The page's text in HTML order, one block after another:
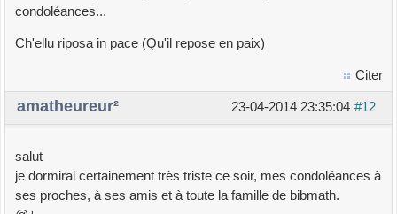
condoléances...
Ch'ellu riposa in pace (Qu'il repose en paix)
Citer
#12
23-04-2014 23:35:04
amatheureur²
salut
je dormirai certainement très triste ce soir, mes condoléances à
ses proches, à ses amis et à toute la famille de bibmath.